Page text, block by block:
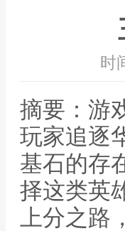
时
摘要：游
玩家追逐
基石的存
择这类英
上分之